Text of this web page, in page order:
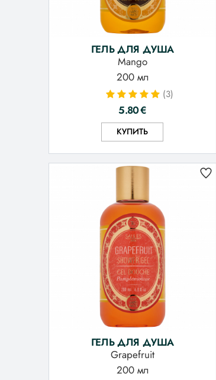
ГЕЛЬ ДЛЯ ДУША
Mango
200 мл
(3)
5.80€
КУПИТЬ
ГЕЛЬ ДЛЯ ДУША
Grapefruit
200 мл